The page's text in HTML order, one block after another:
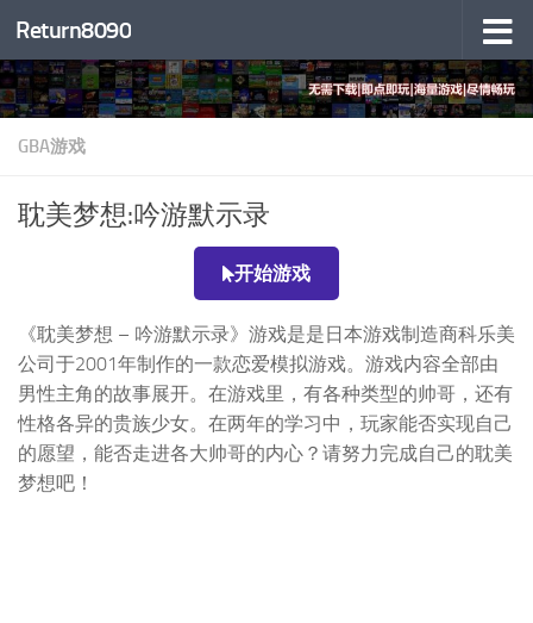
跳至内容
Return8090
GBA游戏
耽美梦想:吟游默示录
开始游戏
《耽美梦想 – 吟游默示录》游戏是是日本游戏制造商科乐美
公司于2001年制作的一款恋爱模拟游戏。游戏内容全部由
男性主角的故事展开。在游戏里，有各种类型的帅哥，还有
性格各异的贵族少女。在两年的学习中，玩家能否实现自己
的愿望，能否走进各大帅哥的内心？请努力完成自己的耽美
梦想吧！